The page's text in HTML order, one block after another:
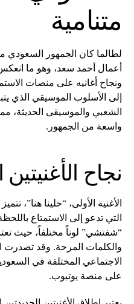
متنامية
لطالما كان الجمهور السعودي
أعمال أحمد سعد، وهو ما
ونجاح أغانيه على منصات
إلى الأسلوب الموسيقي الذي
الشعبي والموسيقى الحديثة،
واسعة من الجمهور.
نجاح
الأغنية الأولى، “خلينا هنا”،
التي تدعو إلى الاستمتاع
“شفتشي” لوناً مختلفاً، حيث
والكلمات المرحة. وقد تصدرت
الاجتماعي المختلفة في
على منصة يوتيوب.